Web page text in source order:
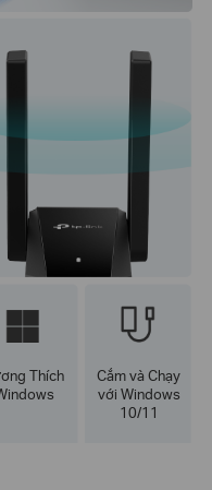
Thích
Cắm và Chạy
với Windows
10/11